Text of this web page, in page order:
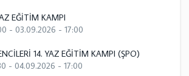
EĞİTİM KAMPI
- 03.09.2026 - 17:00
14. YAZ EĞİTİM KAMPI (ŞPO)
- 04.09.2026 - 17:00